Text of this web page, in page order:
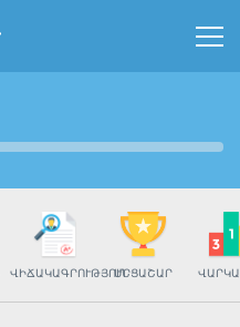
ՎԻՃԱԿԱԳՐՈՒԹՅՈՒՆՄՐՑԱՇԱՐ